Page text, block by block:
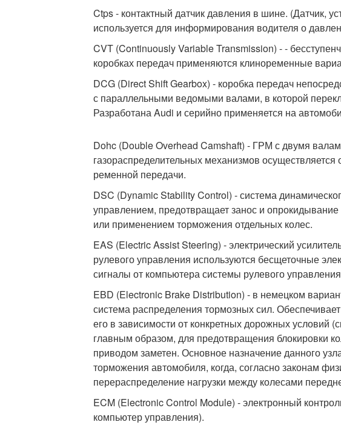
Ctps - контактный датчик давления в шине. (Датчик,
используется для информирования водителя о
CVT (Continuously Variable Transmission) - -
коробках передач применяются клиноременные
DCG (Direct Shift Gearbox) - коробка передач
с параллельными ведомыми валами, в которой
Разработана Audi и серийно применяется на
Dohc (Double Overhead Camshaft) - ГРМ с двумя
газораспределительных механизмов
ременной передачи.
DSC (Dynamic Stability Control) - система
управлением, предотвращает занос и
или применением торможения отдельных колес.
EAS (Electric Assist Steering) - электрический
рулевого управления используются бесщеточные
сигналы от компьютера системы рулевого
EBD (Electronic Brake Distribution) - в немецком
система распределения тормозных сил.
его в зависимости от конкретных дорожных условий
главным образом, для предотвращения блокировки
приводом заметен. Основное назначение данного
торможения автомобиля, когда, согласно законам
перераспределение нагрузки между колесами
ECM (Electronic Control Module) - электронный
компьютер управления).